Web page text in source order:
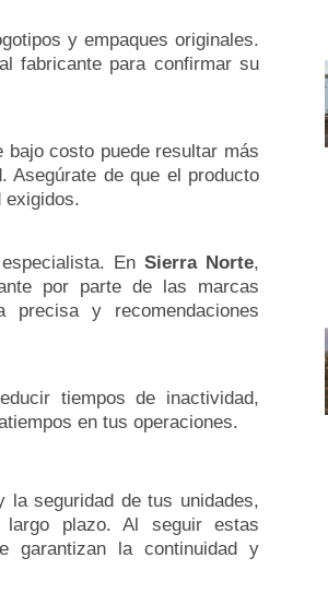
y empaques originales.
fabricante para confirmar su
costo puede resultar más
Asegúrate de que el producto
exigidos.
EnSierra Norte,
por parte de las marcas
y recomendaciones
tiempos de inactividad,
en tus operaciones.
la seguridad de tus unidades,
plazo. Al seguir estas
garantizan la continuidad y